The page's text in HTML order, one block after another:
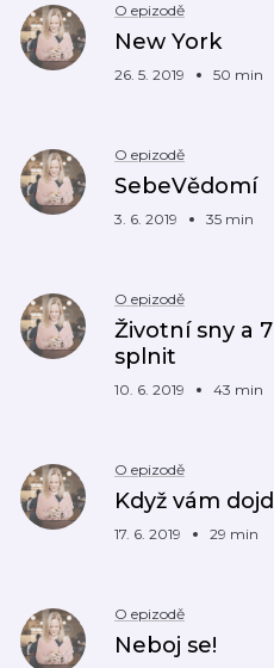
O epizodě
New York
26. 5. 2019 50 min
O epizodě
SebeVědomí
3. 6. 2019 35 min
O epizodě
Životní sny a
splnit
10. 6. 2019 43 min
O epizodě
Když vám
17. 6. 2019 29 min
O epizodě
Neboj se!